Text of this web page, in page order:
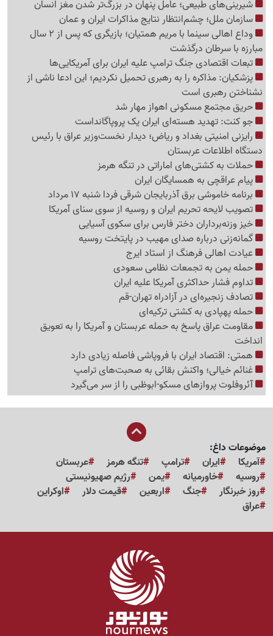
شیرینی‌های طبیعی؛ عامل پنهان در بزرگ‌تر شدن مغز انسان
سازمان ملل؛ چشم‌انتظار نتایج مذاکرات ایران و عمان
وداع اهالی سینما با مریم همتیان؛ بازیگری که پس از 2 سال
مبارزه با سرطان درگذشت
تبعات اقتصادی جنگ ترامپ علیه ایران برای آمریکایی‌ها
پزشکیان: مذاکره را به رهبری تحمیل نکردیم؛ این ادعا ناشی از
نشناختن رهبری است
حریق مجتمع مسکونی اهواز مهار شد
جو کنت: تهدید هسته‌ای ایران یک پروپاگانداست
رایزنی امنیتی بغداد و ریاض؛ دیدار نخست‌وزیر عراق با رئیس
دستگاه اطلاعات عربستان
حملات به کشتی‌های اماراتی در تنگه هرمز
پیام عراقچی به همسایگان ایران
برنامه خاموشی برق آذربایجان شرقی فردا شنبه 17 مرداد
تصویب لایحه تحریم ایران و روسیه از سوی سنای آمریکا
خیز وزنه‌برداران دختر فارس برای سکوی آسیایی
گمانه‌زنی درباره صدای مهیب در پایتخت روسیه
عیادت اهالی فرهنگ از استاد ایرج
حمله یمن به تجمعات نظامی سعودی
تداوم فشار حداکثری آمریکا علیه ایران
تصادف زنجیره‌ای در آزادراه تهران-قم
حمله پهپادی به کشتی ترکیه‌ای
مقاومت عراق پاسخ به حمله عربستان و آمریکا را به تعویق
انداخت
همتی: اقتصاد ایران با فروپاشی فاصله زیادی دارد
غنائم خیالی؛ واکنش بقائی به صحبت‌های ترامپ
آئروفلوت پروازهای مسکو-ابوظبی را از سر می‌گیرد
موضوعات داغ:
آمریکا
ایران ترامپ تنگه هرمز
عربستان
روسیه
خاورمیانه یمن
رژیم صهیونیستی
روز خبرنگار
جنگ اربعین قیمت دلار
اوکراین
عراق